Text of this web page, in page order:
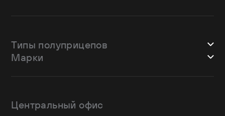
Типы полуприцепов
Шторные
Изотермы
Марки
Dongfeng
Центральный офис